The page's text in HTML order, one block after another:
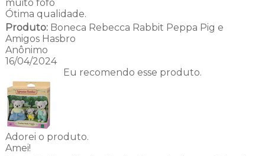
muito fofo
Ótima qualidade.
Produto:Boneca Rebecca Rabbit Peppa Pig e
Amigos Hasbro
Anônimo
16/04/2024
Eu recomendo esse produto.
Adorei o produto.
Amei!